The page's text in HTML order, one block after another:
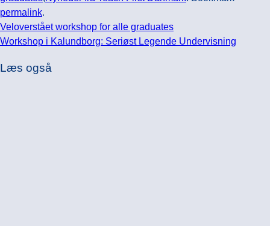
permalink.
Veloverstået workshop for alle graduates
Workshop i Kalundborg: Seriøst Legende Undervisning
Læs også